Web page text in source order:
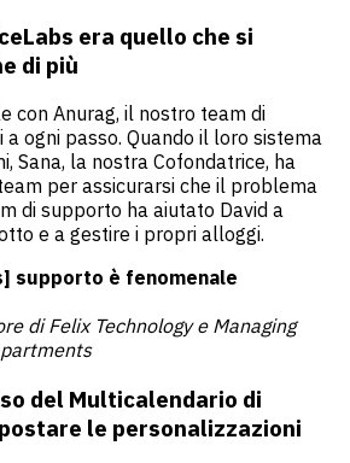
era quello che si
di più
con Anurag, il nostro team di
ogni passo. Quando il loro sistema
Sana, la nostra Cofondatrice, ha
per assicurarsi che il problema
di supporto ha aiutato David a
e a gestire i propri alloggi.
supporto è fenomenale
di Felix Technology e Managing
del Multicalendario di
le personalizzazioni